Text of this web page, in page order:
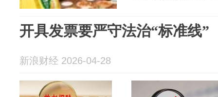
开具发票要严守法治“标准线”
新浪财经 2026-04-28